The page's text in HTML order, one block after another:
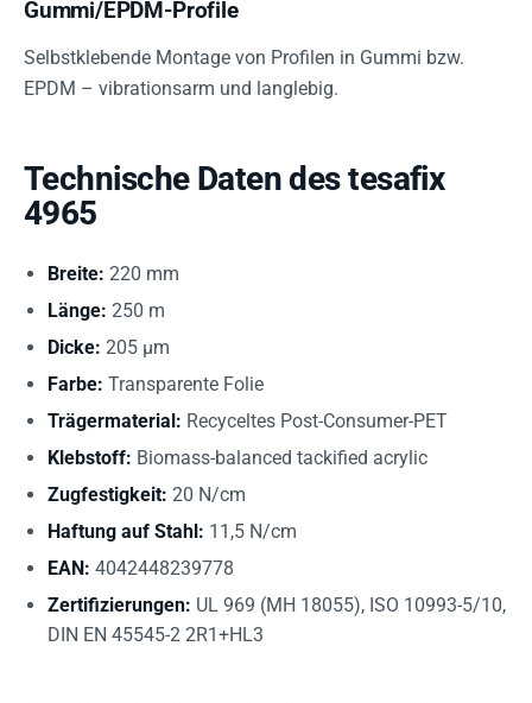
Gummi/EPDM-Profile
Selbstklebende Montage von Profilen in Gummi bzw.
EPDM – vibrationsarm und langlebig.
Technische Daten des tesafix
4965
Breite: 220 mm
Länge: 250 m
Dicke: 205 µm
Farbe: Transparente Folie
Trägermaterial: Recyceltes Post-Consumer-PET
Klebstoff: Biomass-balanced tackified acrylic
Zugfestigkeit: 20 N/cm
Haftung auf Stahl: 11,5 N/cm
EAN: 4042448239778
Zertifizierungen: UL 969 (MH 18055), ISO 10993-5/10,
DIN EN 45545-2 2R1+HL3